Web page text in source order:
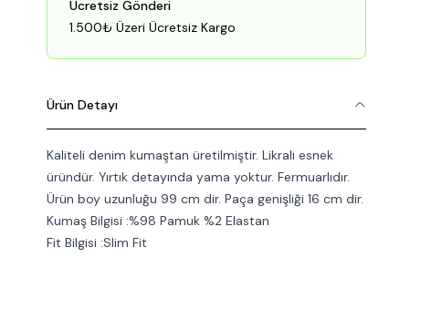
Ücretsiz Gönderi
1.500₺ Üzeri Ücretsiz Kargo
Ürün Detayı
Kaliteli denim kumaştan üretilmiştir. Likralı esnek
üründür. Yırtık detayında yama yoktur. Fermuarlıdır.
Ürün boy uzunluğu 99 cm dir. Paça genişliği 16 cm dir.
Kumaş Bilgisi :%98 Pamuk %2 Elastan
Fit Bilgisi :Slim Fit